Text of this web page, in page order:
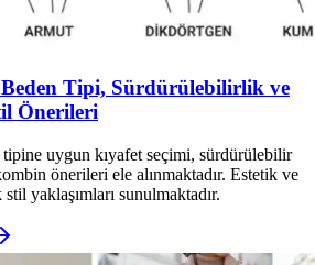
Beden Tipi, Sürdürülebilirlik ve
Önerileri
tipine uygun kıyafet seçimi, sürdürülebilir
önerileri ele alınmaktadır. Estetik ve
yaklaşımları sunulmaktadır.